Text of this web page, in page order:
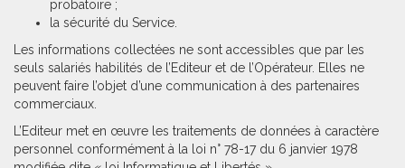
probatoire ;
la sécurité du Service.
Les informations collectées ne sont accessibles que par les
seuls salariés habilités de l’Editeur et de l’Opérateur. Elles ne
peuvent faire l’objet d’une communication à des partenaires
commerciaux.
L’Editeur met en œuvre les traitements de données à caractère
personnel conformément à la loi n° 78-17 du 6 janvier 1978